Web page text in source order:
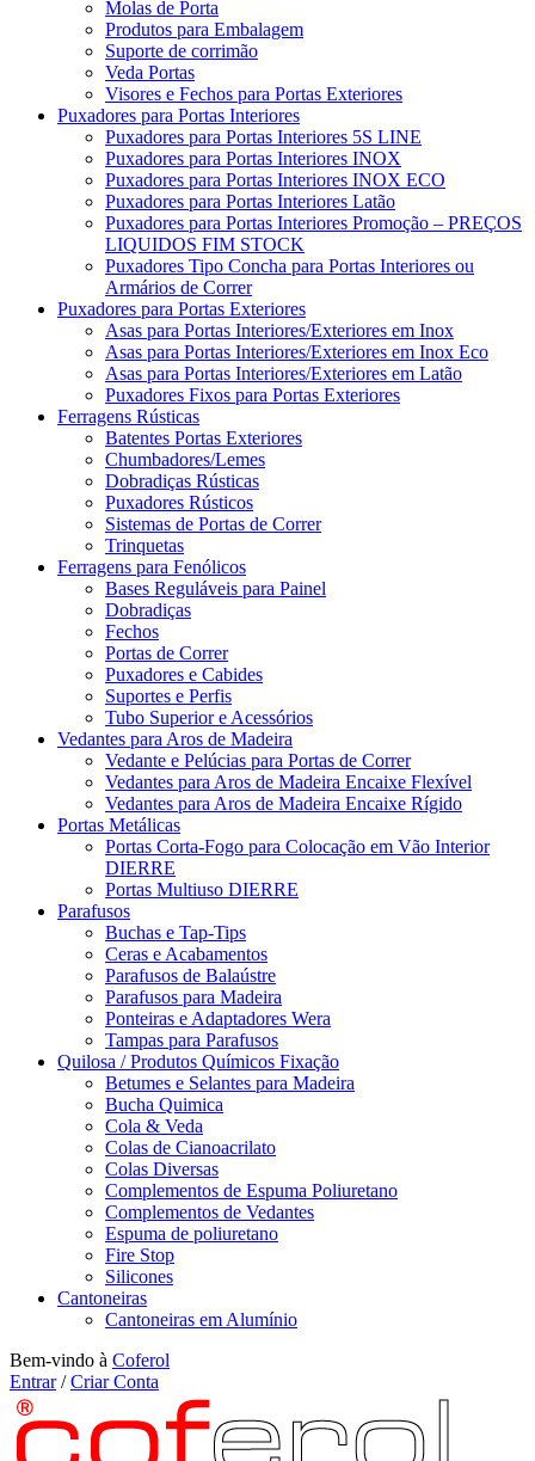
Molas de Porta
Produtos para Embalagem
Suporte de corrimão
Veda Portas
Visores e Fechos para Portas Exteriores
Puxadores para Portas Interiores
Puxadores para Portas Interiores 5S LINE
Puxadores para Portas Interiores INOX
Puxadores para Portas Interiores INOX ECO
Puxadores para Portas Interiores Latão
Puxadores para Portas Interiores Promoção – PREÇOS
LIQUIDOS FIM STOCK
Puxadores Tipo Concha para Portas Interiores ou
Armários de Correr
Puxadores para Portas Exteriores
Asas para Portas Interiores/Exteriores em Inox
Asas para Portas Interiores/Exteriores em Inox Eco
Asas para Portas Interiores/Exteriores em Latão
Puxadores Fixos para Portas Exteriores
Ferragens Rústicas
Batentes Portas Exteriores
Chumbadores/Lemes
Dobradiças Rústicas
Puxadores Rústicos
Sistemas de Portas de Correr
Trinquetas
Ferragens para Fenólicos
Bases Reguláveis para Painel
Dobradiças
Fechos
Portas de Correr
Puxadores e Cabides
Suportes e Perfis
Tubo Superior e Acessórios
Vedantes para Aros de Madeira
Vedante e Pelúcias para Portas de Correr
Vedantes para Aros de Madeira Encaixe Flexível
Vedantes para Aros de Madeira Encaixe Rígido
Portas Metálicas
Portas Corta-Fogo para Colocação em Vão Interior
DIERRE
Portas Multiuso DIERRE
Parafusos
Buchas e Tap-Tips
Ceras e Acabamentos
Parafusos de Balaústre
Parafusos para Madeira
Ponteiras e Adaptadores Wera
Tampas para Parafusos
Quilosa / Produtos Químicos Fixação
Betumes e Selantes para Madeira
Bucha Quimica
Cola & Veda
Colas de Cianoacrilato
Colas Diversas
Complementos de Espuma Poliuretano
Complementos de Vedantes
Espuma de poliuretano
Fire Stop
Silicones
Cantoneiras
Cantoneiras em Alumínio
Bem-vindo à Coferol
Entrar/Criar Conta